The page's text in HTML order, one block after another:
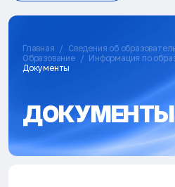
Главная
Сведения об
Образование
Информация по
Документы
ДОКУМЕНТЫ